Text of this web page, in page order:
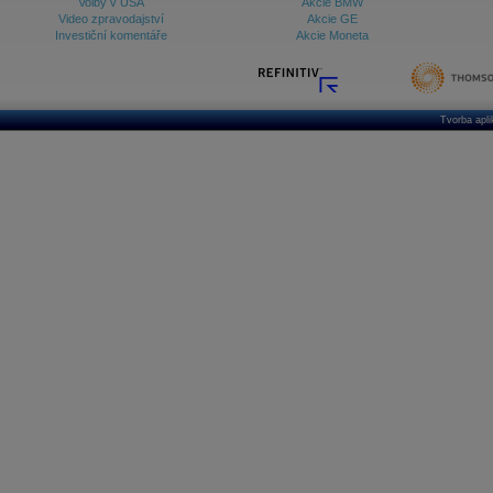
Video zpravodajství
Investiční komentáře
Akcie GE
Akcie Moneta
Tvorba